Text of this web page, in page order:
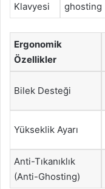
Klavyesi
ghosting
Ergonomik
Özellikler
Bilek Desteği
Yükseklik Ayarı
Anti-Tıkanıklık
(Anti-Ghosting)